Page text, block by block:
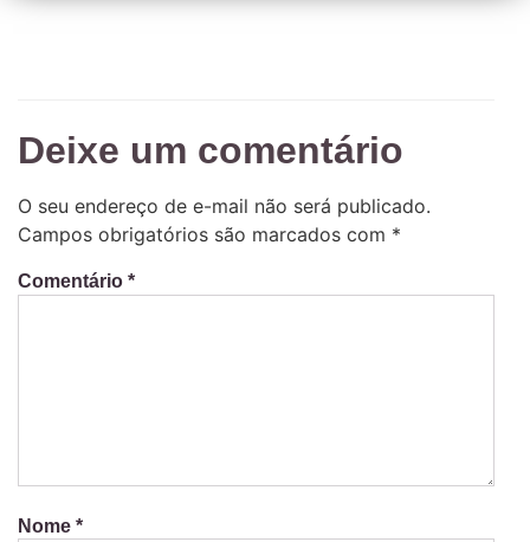
Deixe um comentário
O seu endereço de e-mail não será publicado.
Campos obrigatórios são marcados com *
Comentário *
Nome *